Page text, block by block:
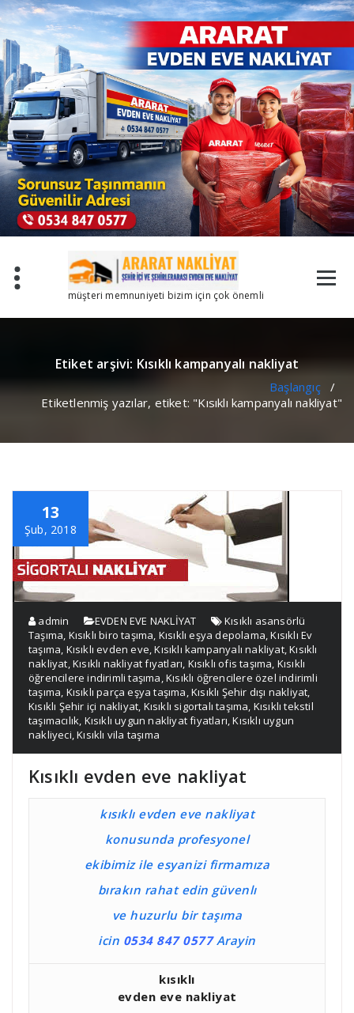
İçeriğe
geç
müşteri memnuniyeti bizim için çok önemli
Etiket arşivi: Kısıklı kampanyalı nakliyat
Başlangıç/
Etiketlenmiş yazılar, etiket: "Kısıklı kampanyalı nakliyat"
13
Şub, 2018
admin EVDEN EVE NAKLİYAT
Kısıklı asansörlü
Taşıma, Kısıklı biro taşıma, Kısıklı eşya depolama,Kısıklı Ev
taşıma, Kısıklı evden eve,Kısıklı kampanyalı nakliyat,Kısıklı
nakliyat,Kısıklı nakliyat fıyatları, Kısıklı ofis taşıma, Kısıklı
öğrencilere indirimli taşıma,Kısıklı öğrencilere özel indirimli
taşıma, Kısıklı parça eşya taşıma,Kısıklı Şehir dışı nakliyat,
Kısıklı Şehir içi nakliyat, Kısıklı sigortalı taşıma, Kısıklı tekstil
taşımacılık, Kısıklı uygun nakliyat fiyatları,Kısıklı uygun
nakliyeci,Kısıklı vila taşıma
Kısıklı evden eve nakliyat
kısıklı evden eve nakliyat
konusunda profesyonel
ekibimiz ile esyanizi firmamıza
bırakın rahat edin güvenlı
ve huzurlu bir taşıma
icin 0534 847 0577Arayin
kısıklı
evden eve nakliyat